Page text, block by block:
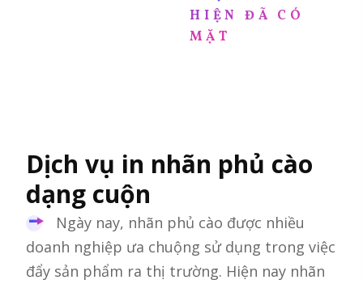
HIỆN ĐÃ CÓ
MẶT
Dịch vụ in nhãn phủ cào
dạng cuộn
Ngày nay, nhãn phủ cào được nhiều
doanh nghiệp ưa chuộng sử dụng trong việc
đẩy sản phẩm ra thị trường. Hiện nay nhãn